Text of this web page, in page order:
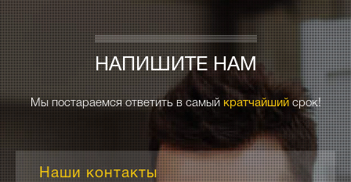
НАПИШИТЕ НАМ
Мы постараемся ответить в самый кратчайшийсрок!
Наши контакты